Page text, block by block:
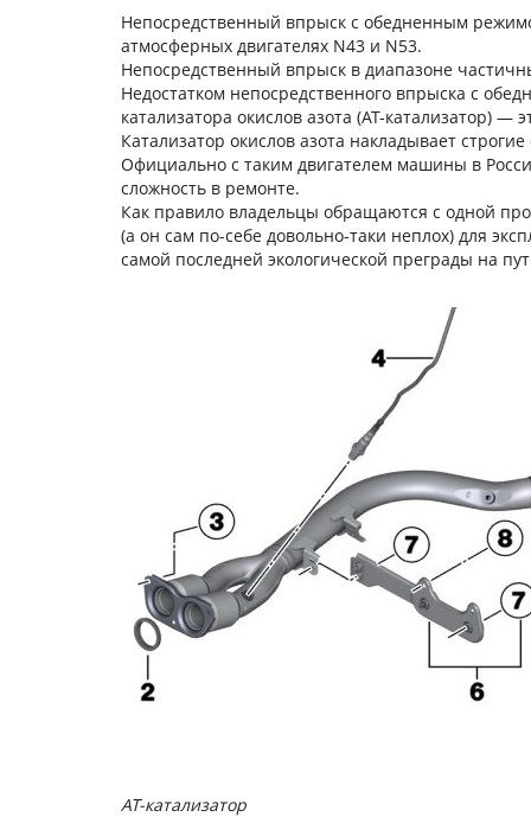
Непосредственный впрыск с обедненным
атмосферных двигателях N43 и N53.
Непосредственный впрыск в диапазоне
Недостатком непосредственного впрыска с
катализатора окислов азота (AT-катализатор)
Катализатор окислов азота накладывает
Официально с таким двигателем машины в
сложность в ремонте.
Как правило владельцы обращаются с одной
(а он сам по-себе довольно-таки неплох) для
самой последней экологической преграды на
AT-катализатор